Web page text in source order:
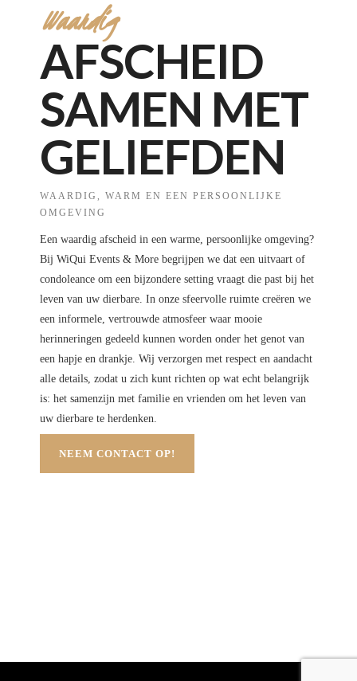
Waardig
AFSCHEID
SAMEN MET
GELIEFDEN
WAARDIG, WARM EN EEN PERSOONLIJKE
OMGEVING
Een waardig afscheid in een warme, persoonlijke omgeving?
Bij WiQui Events & More begrijpen we dat een uitvaart of
condoleance om een bijzondere setting vraagt die past bij het
leven van uw dierbare. In onze sfeervolle ruimte creëren we
een informele, vertrouwde atmosfeer waar mooie
herinneringen gedeeld kunnen worden onder het genot van
een hapje en drankje. Wij verzorgen met respect en aandacht
alle details, zodat u zich kunt richten op wat echt belangrijk
is: het samenzijn met familie en vrienden om het leven van
uw dierbare te herdenken.
NEEM CONTACT OP!